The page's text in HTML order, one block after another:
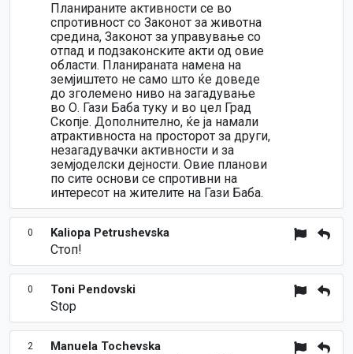
Планираните активности се во
спротивност со Законот за животна
средина, Законот за управување со
отпад и подзаконските акти од овие
области. Планираната намена на
земјиштето не само што ќе доведе
до зголемено ниво на загадување
во О. Гази Баба туку и во цел Град
Скопје. Дополнително, ќе ја намали
атрактивноста на просторот за други,
незагадувачки активности и за
земјоделски дејности. Овие планови
по сите основи се спротивни на
интересот на жителите на Гази Баба.
0 Kaliopa Petrushevska
Стоп!
0 Toni Pendovski
Stop
2 Manuela Tochevska